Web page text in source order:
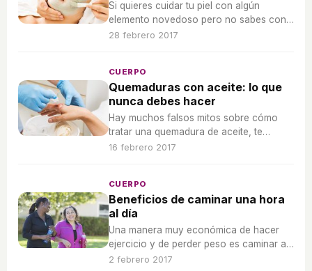
Si quieres cuidar tu piel con algún
elemento novedoso pero no sabes con
qué, conoce las propiedades de la leche
28 febrero 2017
CUERPO
Quemaduras con aceite: lo que
nunca debes hacer
Hay muchos falsos mitos sobre cómo
tratar una quemadura de aceite, te
desmontamos algunos de ellos para que
16 febrero 2017
CUERPO
Beneficios de caminar una hora
al día
Una manera muy económica de hacer
ejercicio y de perder peso es caminar a
buen ritmo una hora al día.
2 febrero 2017